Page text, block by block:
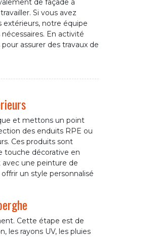
de façade à
Si vous avez
extérieurs, notre équipe
En activité
assurer des travaux de
et mettons un point
des enduits RPE ou
Ces produits sont
touche décorative en
avec une peinture de
un style personnalisé
Cette étape est de
les rayons UV, les pluies